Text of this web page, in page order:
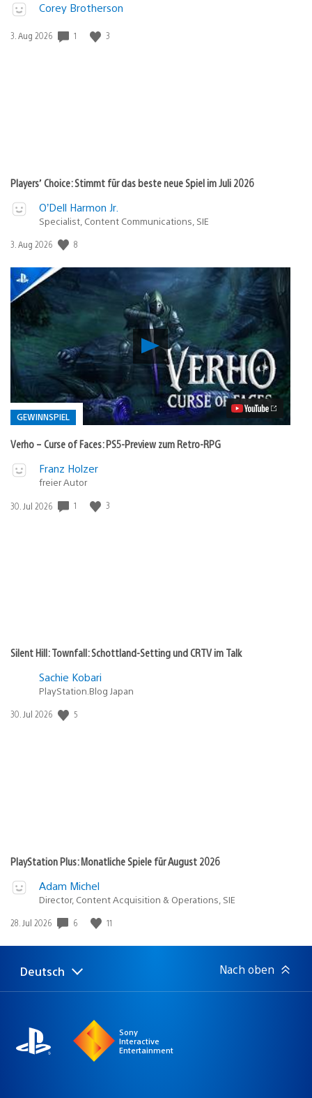
Corey Brotherson
Veröffentlichungsdatum:
3. Aug 2026 1 3
Players’ Choice: Stimmt für das beste neue Spiel im Juli 2026
O’Dell Harmon Jr.
Specialist, Content Communications, SIE
Veröffentlichungsdatum:
3. Aug 2026 8
Verho
–
Curse
of
Faces:
PS5-
Preview
zum
Retro-
GEWINNSPIEL
Verho – Curse of Faces: PS5-Preview zum Retro-RPG
Veröffentlicht
Gewinnspiel
Franz Holzer
freier Autor
Veröffentlichungsdatum:
30. Jul 2026 1 3
Silent Hill: Townfall: Schottland-Setting und CRTV im Talk
Sachie Kobari
PlayStation.Blog Japan
Veröffentlichungsdatum:
30. Jul 2026 5
PlayStation Plus: Monatliche Spiele für August 2026
Adam Michel
Director, Content Acquisition & Operations, SIE
Veröffentlichungsdatum:
28. Jul 2026 6 11
Select
Aktuelle
Deutsch Nach oben
Sony
Interactive
Entertainment